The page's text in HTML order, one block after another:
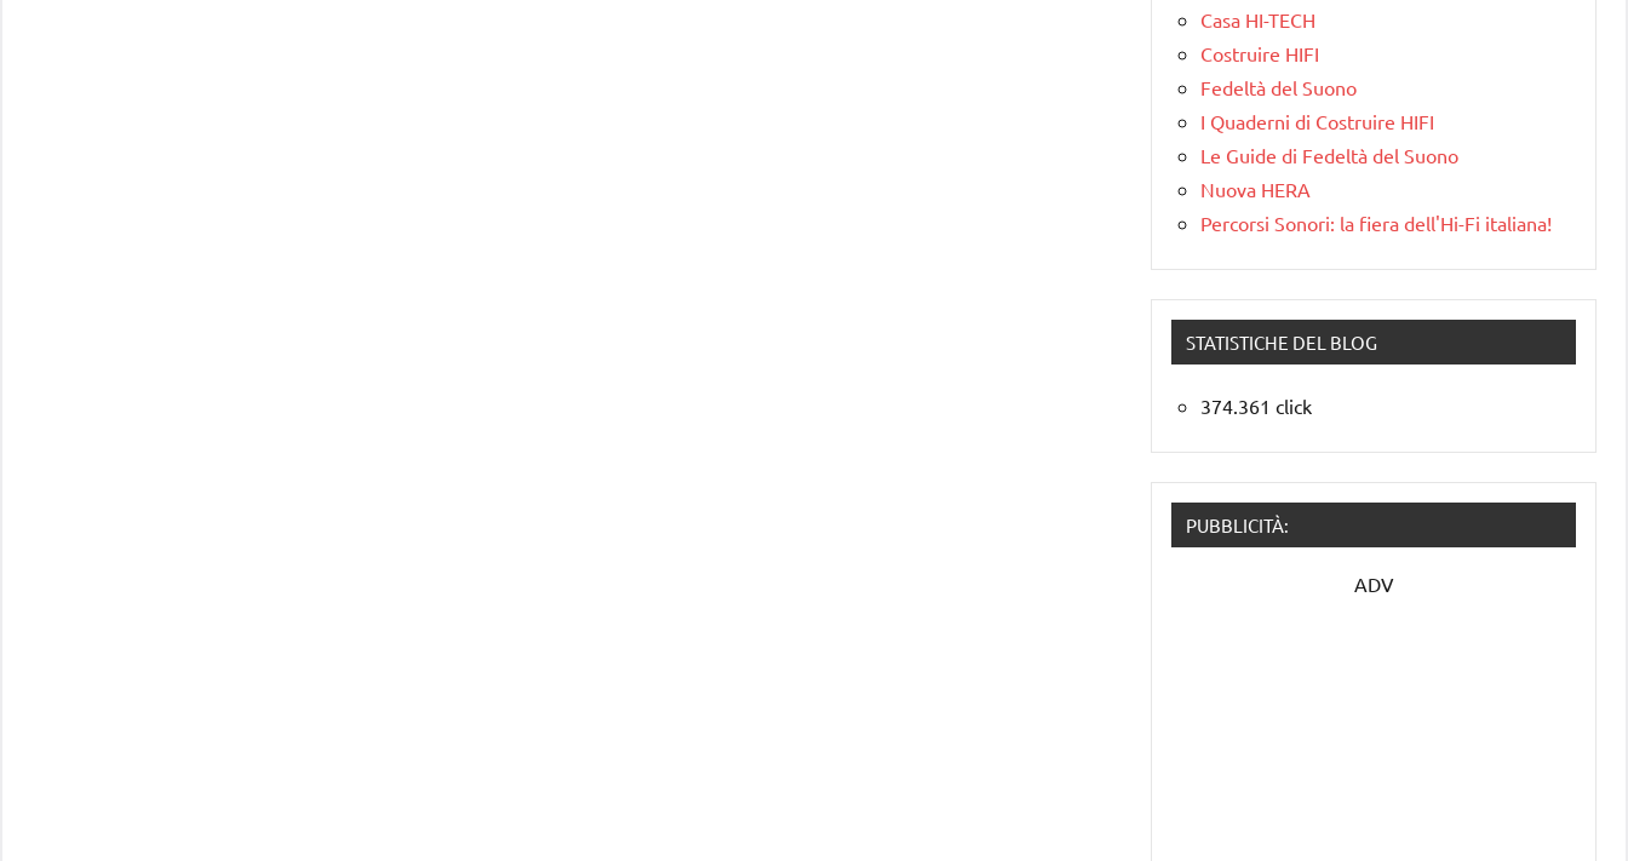
Casa HI-TECH
Costruire HIFI
Fedeltà del Suono
I Quaderni di Costruire HIFI
Le Guide di Fedeltà del Suono
Nuova HERA
Percorsi Sonori: la fiera dell'Hi-Fi italiana!
STATISTICHE DEL BLOG
374.361 click
PUBBLICITÀ:
ADV